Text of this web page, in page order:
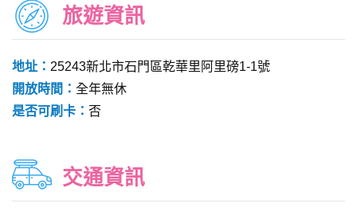
旅遊資訊
地址： 25243新北市石門區乾華里阿里磅1-1號
開放時間： 全年無休
是否可刷卡： 否
交通資訊